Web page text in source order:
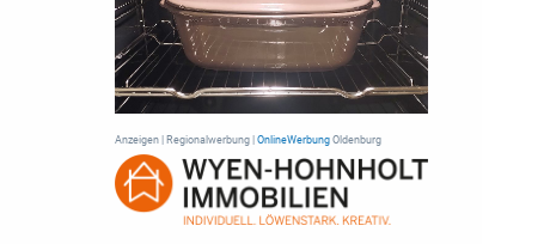
Anzeigen | Regionalwerbung | OnlineWerbungOldenburg